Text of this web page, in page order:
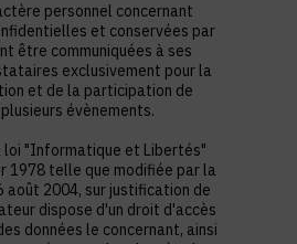
personnel concernant
et conservées par
être communiquées à ses
exclusivement pour la
et de la participation de
évènements.
loi "Informatique et Libertés"
1978 telle que modifiée par la
août 2004, sur justification de
dispose d'un droit d'accès
données le concernant, ainsi